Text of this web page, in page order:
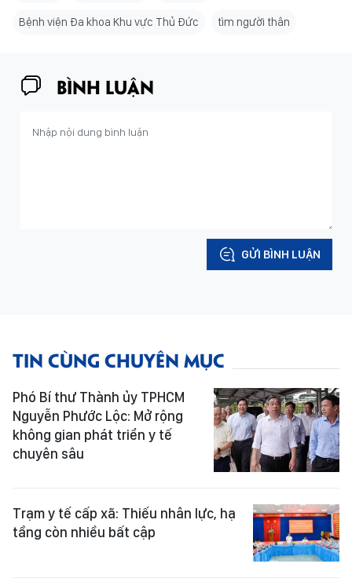
Bệnh viện Đa khoa Khu vực Thủ Đức tìm người thân
BÌNH LUẬN
GỬI BÌNH LUẬN
TIN CÙNG CHUYÊN MỤC
Phó Bí thư Thành ủy TPHCM
Nguyễn Phước Lộc: Mở rộng
không gian phát triển y tế
chuyên sâu
Trạm y tế cấp xã: Thiếu nhân lực, hạ
tầng còn nhiều bất cập